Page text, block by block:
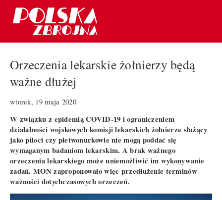
Orzeczenia lekarskie żołnierzy będą
ważne dłużej
wtorek, 19 maja 2020
W związku z epidemią COVID-19 i ograniczeniem
działalności wojskowych komisji lekarskich żołnierze służący
jako piloci czy płetwonurkowie nie mogą poddać się
wymaganym badaniom lekarskim. A brak ważnego
orzeczenia lekarskiego może uniemożliwić im wykonywanie
zadań. MON zaproponowało więc przedłużenie terminów
ważności dotychczasowych orzeczeń.